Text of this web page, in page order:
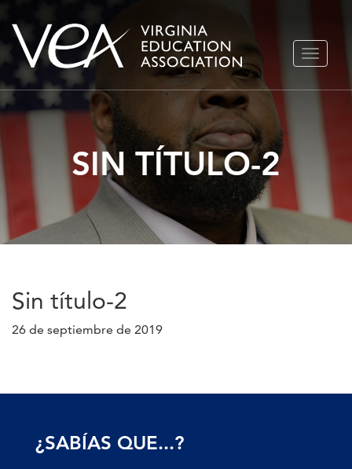
Ir
contenido
SIN TÍTULO-2
Sin título-2
26 de septiembre de 2019
¿SABÍAS QUE...?